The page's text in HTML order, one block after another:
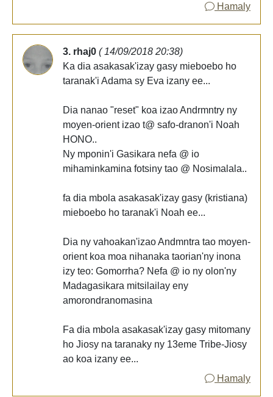
Hamaly
3. rhaj0 ( 14/09/2018 20:38)
Ka dia asakasak'izay gasy mieboebo ho
taranak'i Adama sy Eva izany ee...
Dia nanao "reset" koa izao Andrmntry ny
moyen-orient izao t@ safo-dranon'i Noah
HONO..
Ny mponin'i Gasikara nefa @ io
mihaminkamina fotsiny tao @ Nosimalala..
fa dia mbola asakasak'izay gasy (kristiana)
mieboebo ho taranak'i Noah ee...
Dia ny vahoakan'izao Andmntra tao moyen-
orient koa moa nihanaka taorian'ny inona
izy teo: Gomorrha? Nefa @ io ny olon'ny
Madagasikara mitsilailay eny
amorondranomasina
Fa dia mbola asakasak'izay gasy mitomany
ho Jiosy na taranaky ny 13eme Tribe-Jiosy
ao koa izany ee...
Hamaly